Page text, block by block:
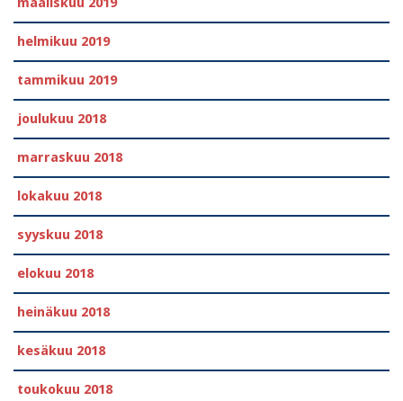
helmikuu 2019
tammikuu 2019
joulukuu 2018
marraskuu 2018
lokakuu 2018
syyskuu 2018
elokuu 2018
heinäkuu 2018
kesäkuu 2018
toukokuu 2018